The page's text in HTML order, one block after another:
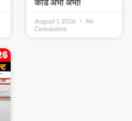
कार्ड अभी अभी!
August 1, 2026
No
Comments